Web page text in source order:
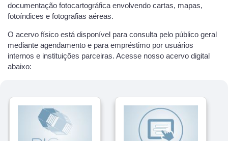
documentação fotocartográfica envolvendo cartas, mapas,
fotoíndices e fotografias aéreas.
O acervo físico está disponível para consulta pelo público geral
mediante agendamento e para empréstimo por usuários
internos e instituições parceiras. Acesse nosso acervo digital
abaixo: